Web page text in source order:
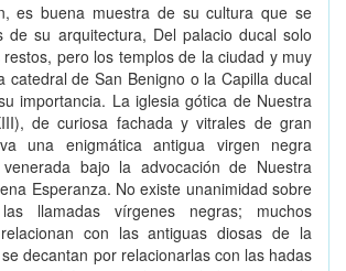
es buena muestra de su cultura que se
de su arquitectura, Del palacio ducal solo
pero los templos de la ciudad y muy
catedral de San Benigno o la Capilla ducal
importancia. La iglesia gótica de Nuestra
de curiosa fachada y vitrales de gran
una enigmática antigua virgen negra
bajo la advocación de Nuestra
Esperanza. No existe unanimidad sobre
llamadas vírgenes negras; muchos
con las antiguas diosas de la
decantan por relacionarlas con las hadas